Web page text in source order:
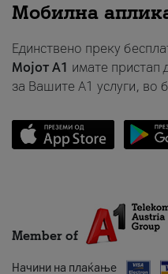
Мобилна
Единствено преку
Мојот A1 имате пристап
за Вашите A1 услуги, во
Member of
Начини на плаќање